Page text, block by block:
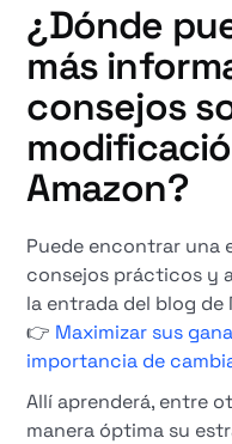
¿Dónde
más
consejos
Amazon?
Puede encontrar una
consejos prácticos y
la entrada del blog de
👉 Maximizar sus
importancia de
Allí aprenderá, entre
manera óptima su